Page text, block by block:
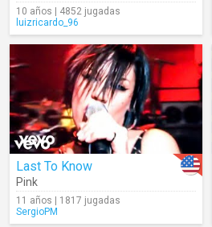
10 años | 4852 jugadas
luizricardo_96
Last To Know
Pink
11 años | 1817 jugadas
SergioPM